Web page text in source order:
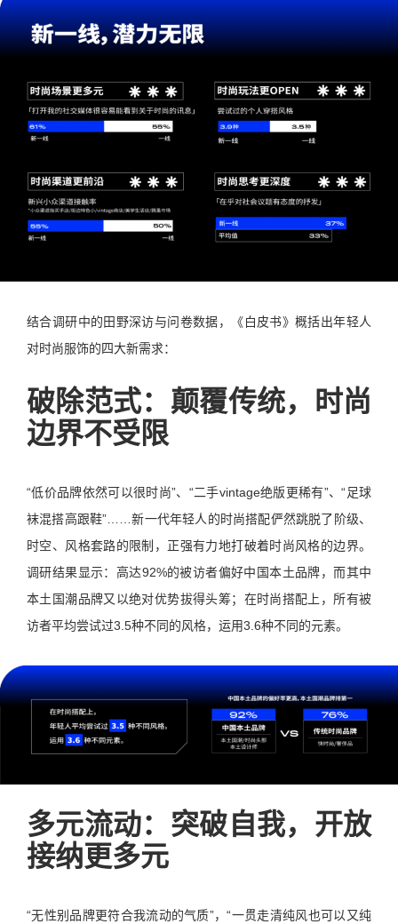
结合调研中的田野深访与问卷数据，《白皮书》概括出年轻人
对时尚服饰的四大新需求：
破除范式：颠覆传统，时尚
边界不受限
“低价品牌依然可以很时尚”、“二手vintage绝版更稀有”、“足球
袜混搭高跟鞋”……新一代年轻人的时尚搭配俨然跳脱了阶级、
时空、风格套路的限制，正强有力地打破着时尚风格的边界。
调研结果显示：高达92%的被访者偏好中国本土品牌，而其中
本土国潮品牌又以绝对优势拔得头筹；在时尚搭配上，所有被
访者平均尝试过3.5种不同的风格，运用3.6种不同的元素。
多元流动：突破自我，开放
接纳更多元
“无性别品牌更符合我流动的气质”，“一贯走清纯风也可以又纯